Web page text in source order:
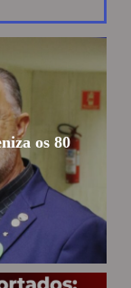
os 80